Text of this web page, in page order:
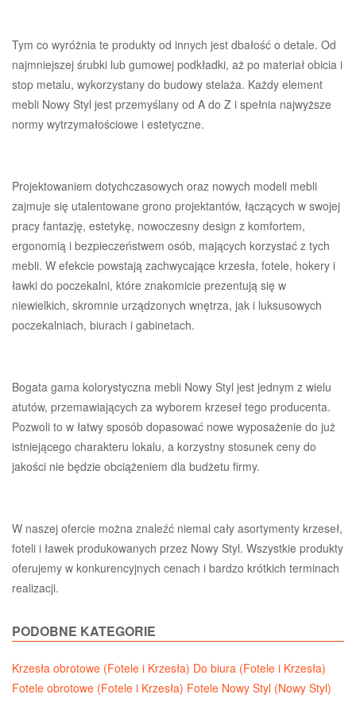
Tym co wyróżnia te produkty od innych jest dbałość o detale. Od
najmniejszej śrubki lub gumowej podkładki, aż po materiał obicia i
stop metalu, wykorzystany do budowy stelaża. Każdy element
mebli Nowy Styl jest przemyślany od A do Z i spełnia najwyższe
normy wytrzymałościowe i estetyczne.
Projektowaniem dotychczasowych oraz nowych modeli mebli
zajmuje się utalentowane grono projektantów, łączących w swojej
pracy fantazję, estetykę, nowoczesny design z komfortem,
ergonomią i bezpieczeństwem osób, mających korzystać z tych
mebli. W efekcie powstają zachwycające krzesła, fotele, hokery i
ławki do poczekalni, które znakomicie prezentują się w
niewielkich, skromnie urządzonych wnętrza, jak i luksusowych
poczekalniach, biurach i gabinetach.
Bogata gama kolorystyczna mebli Nowy Styl jest jednym z wielu
atutów, przemawiających za wyborem krzeseł tego producenta.
Pozwoli to w łatwy sposób dopasować nowe wyposażenie do już
istniejącego charakteru lokalu, a korzystny stosunek ceny do
jakości nie będzie obciążeniem dla budżetu firmy.
W naszej ofercie można znaleźć niemal cały asortymenty krzeseł,
foteli i ławek produkowanych przez Nowy Styl. Wszystkie produkty
oferujemy w konkurencyjnych cenach i bardzo krótkich terminach
realizacji.
PODOBNE KATEGORIE
Krzesła obrotowe (Fotele i Krzesła) Do biura (Fotele i Krzesła)
Fotele obrotowe (Fotele i Krzesła) Fotele Nowy Styl (Nowy Styl)